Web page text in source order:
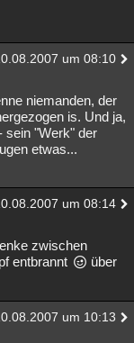
um 08:10
niemanden, der
is. Und ja,
sein "Werk" der
etwas...
um 08:14
zwischen
entbrannt
über
um 10:13